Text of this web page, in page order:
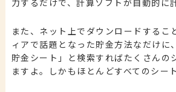
また、ネット上でダウンロードするこ
ィアで話題となった貯金方法なだけに
貯金シート」と検索すればたくさんの
ますよ。しかもほとんどすべてのシー